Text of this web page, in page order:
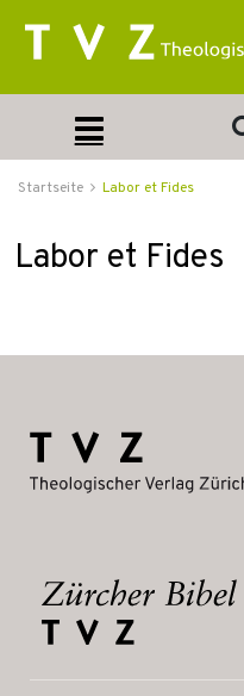
Startseite Labor et Fides
Labor et Fides